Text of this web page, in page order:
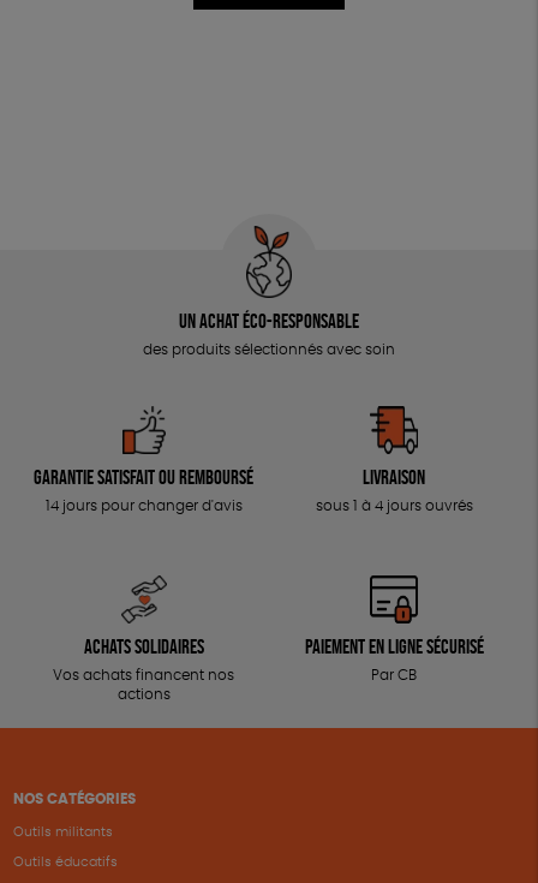
Un achat éco-responsable
des produits sélectionnés avec soin
Garantie satisfait ou remboursé
14 jours pour changer d'avis
Livraison
sous 1 à 4 jours ouvrés
Achats solidaires
Vos achats financent nos
actions
Paiement en ligne sécurisé
Par CB
NOS CATÉGORIES
Outils militants
Outils éducatifs